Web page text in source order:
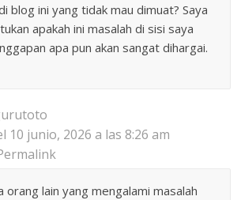
blog ini yang tidak mau dimuat? Saya
apakah ini masalah di sisi saya
apa pun akan sangat dihargai.
10 junio, 2026 a las 8:26 am
orang lain yang mengalami masalah